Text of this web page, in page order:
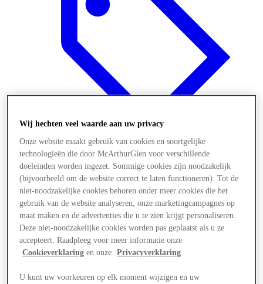
Wij hechten veel waarde aan uw privacy
Onze website maakt gebruik van cookies en soortgelijke
technologieën die door McArthurGlen voor verschillende
doeleinden worden ingezet. Sommige cookies zijn noodzakelijk
(bijvoorbeeld om de website correct te laten functioneren). Tot de
niet-noodzakelijke cookies behoren onder meer cookies die het
gebruik van de website analyseren, onze marketingcampagnes op
maat maken en de advertenties die u te zien krijgt personaliseren.
Deze niet-noodzakelijke cookies worden pas geplaatst als u ze
accepteert. Raadpleeg voor meer informatie onze
Cookieverklaring en onze Privacyverklaring
U kunt uw voorkeuren op elk moment wijzigen en uw